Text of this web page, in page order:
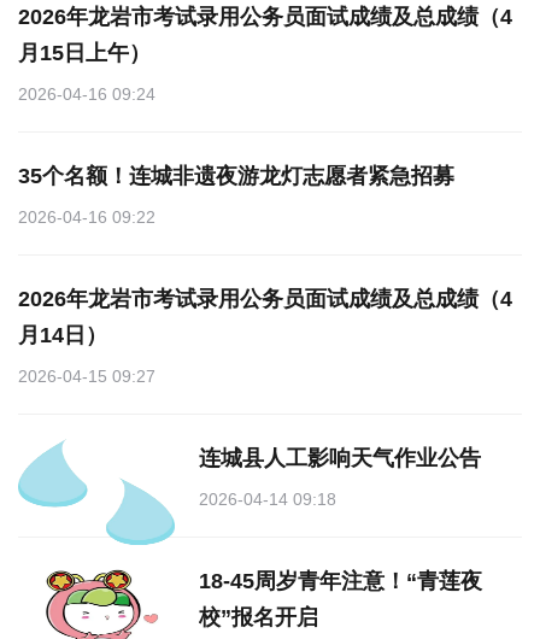
2026年龙岩市考试录用公务员面试成绩及总成绩（4
月15日上午）
2026-04-16 09:24
35个名额！连城非遗夜游龙灯志愿者紧急招募
2026-04-16 09:22
2026年龙岩市考试录用公务员面试成绩及总成绩（4
月14日）
2026-04-15 09:27
连城县人工影响天气作业公告
2026-04-14 09:18
18-45周岁青年注意！“青莲夜
校”报名开启